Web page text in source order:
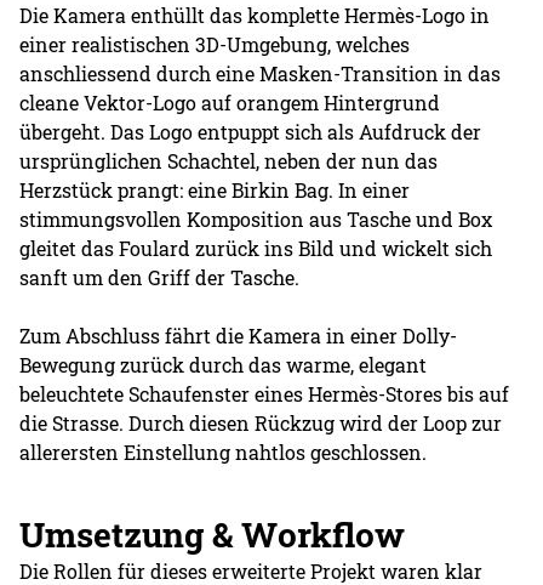
Die Kamera enthüllt das komplette Hermès-Logo in
einer realistischen 3D-Umgebung, welches
anschliessend durch eine Masken-Transition in das
cleane Vektor-Logo auf orangem Hintergrund
übergeht. Das Logo entpuppt sich als Aufdruck der
ursprünglichen Schachtel, neben der nun das
Herzstück prangt: eine Birkin Bag. In einer
stimmungsvollen Komposition aus Tasche und Box
gleitet das Foulard zurück ins Bild und wickelt sich
sanft um den Griff der Tasche.
Zum Abschluss fährt die Kamera in einer Dolly-
Bewegung zurück durch das warme, elegant
beleuchtete Schaufenster eines Hermès-Stores bis auf
die Strasse. Durch diesen Rückzug wird der Loop zur
allerersten Einstellung nahtlos geschlossen.
Umsetzung & Workflow
Die Rollen für dieses erweiterte Projekt waren klar